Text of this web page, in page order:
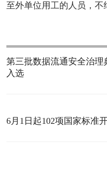
至外单位用工的人员，不
第三批数据流通安全治理
入选
6月1日起102项国家标准